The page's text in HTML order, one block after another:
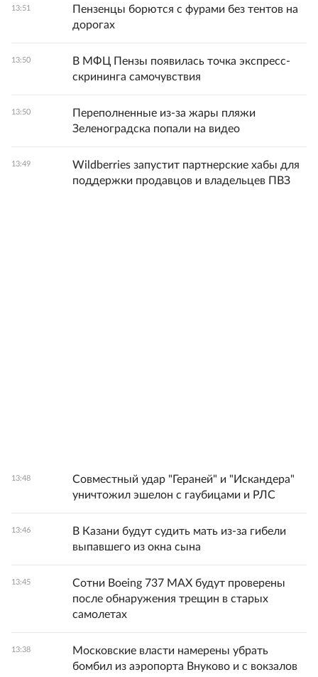
13:51
Пензенцы борются с фурами без тентов на
дорогах
13:50
В МФЦ Пензы появилась точка экспресс-
скрининга самочувствия
13:50
Переполненные из-за жары пляжи
Зеленоградска попали на видео
13:49
Wildberries запустит партнерские хабы для
поддержки продавцов и владельцев ПВЗ
13:48
Совместный удар "Гераней" и "Искандера"
уничтожил эшелон с гаубицами и РЛС
13:46
В Казани будут судить мать из-за гибели
выпавшего из окна сына
13:45
Сотни Boeing 737 MAX будут проверены
после обнаружения трещин в старых
самолетах
13:38
Московские власти намерены убрать
бомбил из аэропорта Внуково и с вокзалов